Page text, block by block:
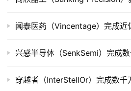
创
业
院
闻泰医药（Vincentage）完成近
兴感半导体（SenkSemi）完成
穿越者（InterStellOr）完成数千